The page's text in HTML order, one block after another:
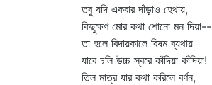
তবু যদি একবার দাঁড়াও হেথায়,
কিছুক্ষণ মোর কথা শোনো মন দিয়া--
তা হলে বিদায়কালে বিষম ব্যথায়
যাবে চলি উচ্চ স্বরে কাঁদিয়া কাঁদিয়া!
তিল মাত্র যার কথা করিলে বর্ণন,